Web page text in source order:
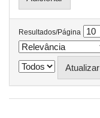
Resultados/Página